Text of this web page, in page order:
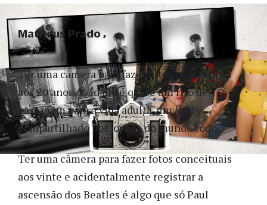
Ter uma câmera para fazer fotos conceituais
aos 20 anos de idade é quase um rito de
passagem para a vida adulta, umhobby
compartilhado por jovens do mundo todo.
Ter uma câmera para fazer fotos conceituais
aos vinte e acidentalmente registrar a
ascensão dos Beatles é algo que só Paul
Matheus Prado